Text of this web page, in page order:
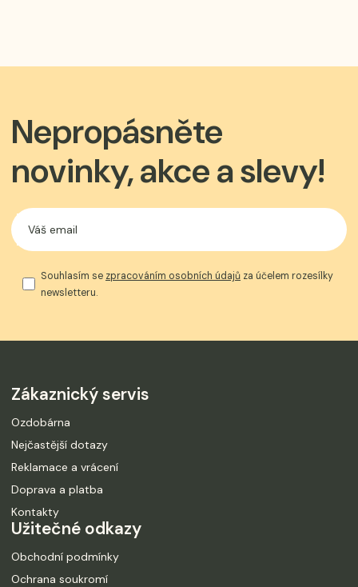
Nepropásněte
novinky, akce a slevy!
Souhlasím se zpracováním osobních údajů za účelem rozesílky
newsletteru.
Zákaznický servis
Ozdobárna
Nejčastější dotazy
Reklamace a vrácení
Doprava a platba
Kontakty
Užitečné odkazy
Obchodní podmínky
Ochrana soukromí